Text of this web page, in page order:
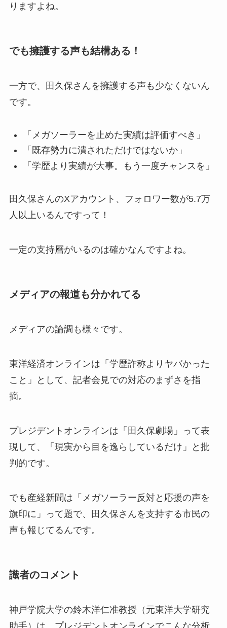
りますよね。
でも擁護する声も結構ある！
一方で、田久保さんを擁護する声も少なくないん
です。
「メガソーラーを止めた実績は評価すべき」
「既存勢力に潰されただけではないか」
「学歴より実績が大事。もう一度チャンスを」
田久保さんのXアカウント、フォロワー数が5.7万
人以上いるんですって！
一定の支持層がいるのは確かなんですよね。
メディアの報道も分かれてる
メディアの論調も様々です。
東洋経済オンラインは「学歴詐称よりヤバかった
こと」として、記者会見での対応のまずさを指
摘。
プレジデントオンラインは「田久保劇場」って表
現して、「現実から目を逸らしているだけ」と批
判的です。
でも産経新聞は「メガソーラー反対と応援の声を
旗印に」って題で、田久保さんを支持する市民の
声も報じてるんです。
識者のコメント
神戸学院大学の鈴木洋仁准教授（元東洋大学研究